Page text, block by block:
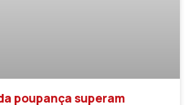
poupança superam